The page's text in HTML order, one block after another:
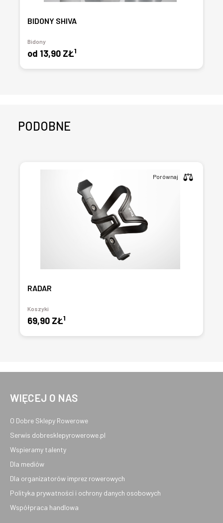
BIDONY SHIVA
Bidony
od 13,90 ZŁ1
PODOBNE
RADAR
Koszyki
69,90 ZŁ1
Porównaj
WIĘCEJ O NAS
O Dobre Sklepy Rowerowe
Serwis dobresklepyrowerowe.pl
Wspieramy talenty
Dla mediów
Dla organizatorów imprez rowerowych
Polityka prywatności i ochrony danych osobowych
Współpraca handlowa